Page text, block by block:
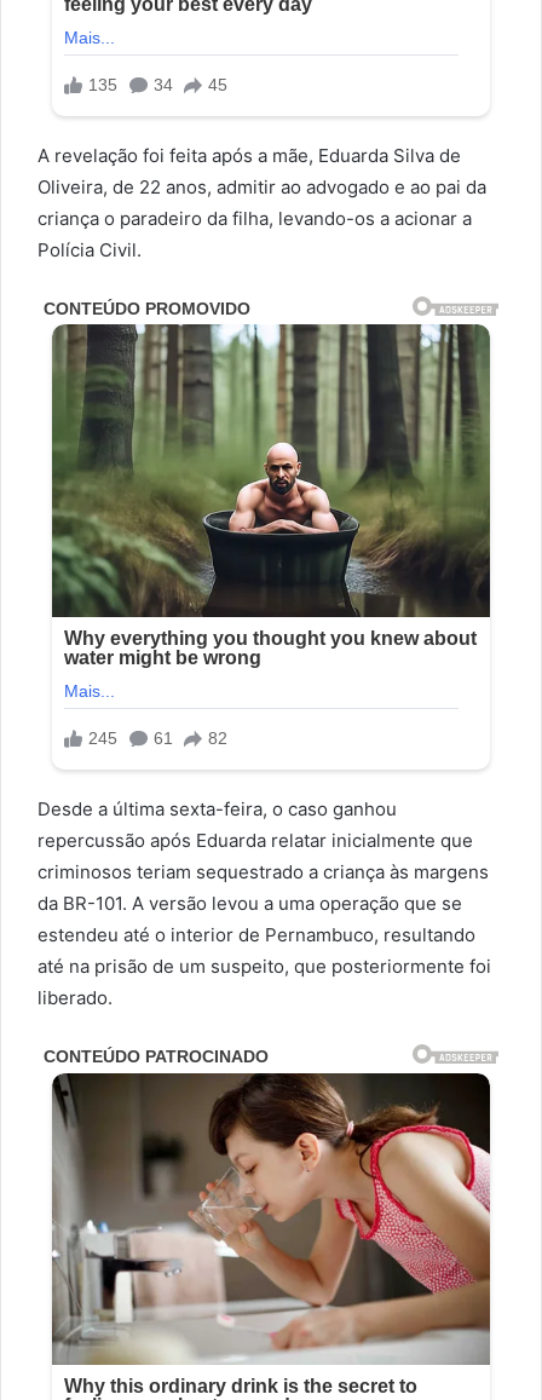
A revelação foi feita após a mãe, Eduarda Silva de
Oliveira, de 22 anos, admitir ao advogado e ao pai da
criança o paradeiro da filha, levando-os a acionar a
Polícia Civil.
Desde a última sexta-feira, o caso ganhou
repercussão após Eduarda relatar inicialmente que
criminosos teriam sequestrado a criança às margens
da BR-101. A versão levou a uma operação que se
estendeu até o interior de Pernambuco, resultando
até na prisão de um suspeito, que posteriormente foi
liberado.